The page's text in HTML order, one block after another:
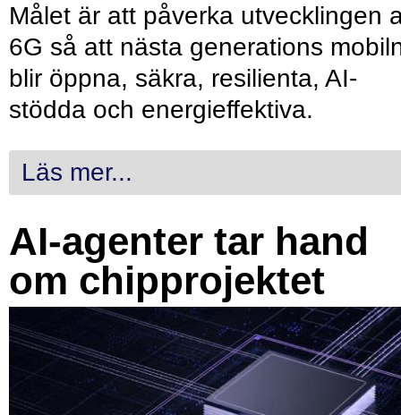
Målet är att påverka utvecklingen
6G så att nästa generations
blir öppna, säkra, resilienta, AI-
stödda och energieffektiva.
Läs mer...
AI-agenter tar hand
om chipprojektet